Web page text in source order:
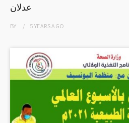
عدلان
BY 5 YEARSAGO